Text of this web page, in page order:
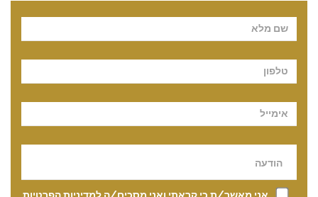
אני מאשר/ת כי קראתי ואני מסכים/ה למדיניות הפרטיות